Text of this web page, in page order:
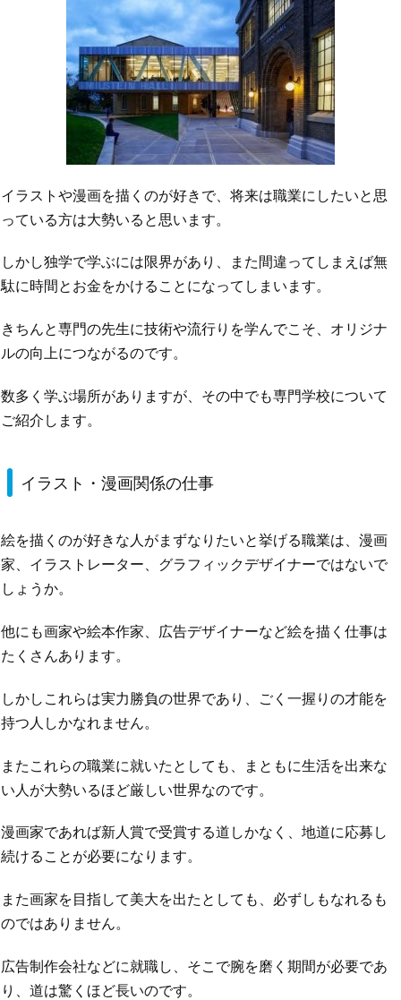
イラストや漫画を描くのが好きで、将来は職業にしたいと思
っている方は大勢いると思います。
しかし独学で学ぶには限界があり、また間違ってしまえば無
駄に時間とお金をかけることになってしまいます。
きちんと専門の先生に技術や流行りを学んでこそ、オリジナ
ルの向上につながるのです。
数多く学ぶ場所がありますが、その中でも専門学校について
ご紹介します。
イラスト・漫画関係の仕事
絵を描くのが好きな人がまずなりたいと挙げる職業は、漫画
家、イラストレーター、グラフィックデザイナーではないで
しょうか。
他にも画家や絵本作家、広告デザイナーなど絵を描く仕事は
たくさんあります。
しかしこれらは実力勝負の世界であり、ごく一握りの才能を
持つ人しかなれません。
またこれらの職業に就いたとしても、まともに生活を出来な
い人が大勢いるほど厳しい世界なのです。
漫画家であれば新人賞で受賞する道しかなく、地道に応募し
続けることが必要になります。
また画家を目指して美大を出たとしても、必ずしもなれるも
のではありません。
広告制作会社などに就職し、そこで腕を磨く期間が必要であ
り、道は驚くほど長いのです。